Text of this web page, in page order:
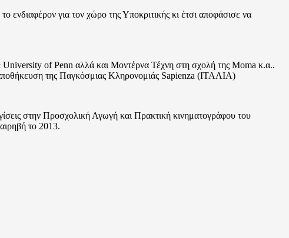
για τον χώρο της Υποκριτικής κι έτσι αποφάσισε να
of Penn αλλά και Μοντέρνα Τέχνη στη σχολή της Μοma κ.α..
της Παγκόσμιας Κληρονομιάς Sapienza (ITAΛΙΑ)
στην Προσχολική Αγωγή και Πρακτική κινηματογράφου του
το 2013.